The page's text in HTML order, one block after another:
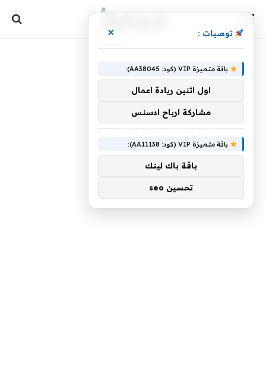
توصيات : ×
باقة متميزة VIP (كود: AA38045):
اول اثنين ريادة اعمال
مشاركة ارباح ادسنس
باقة متميزة VIP (كود: AA11138):
باقة باك لينك
تحسين seo